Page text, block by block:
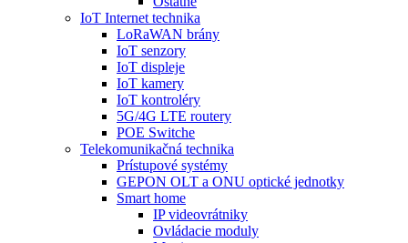
IoT Internet technika
LoRaWAN brány
IoT senzory
IoT displeje
IoT kamery
IoT kontroléry
5G/4G LTE routery
POE Switche
Telekomunikačná technika
Prístupové systémy
GEPON OLT a ONU optické jednotky
Smart home
IP videovrátniky
Ovládacie moduly